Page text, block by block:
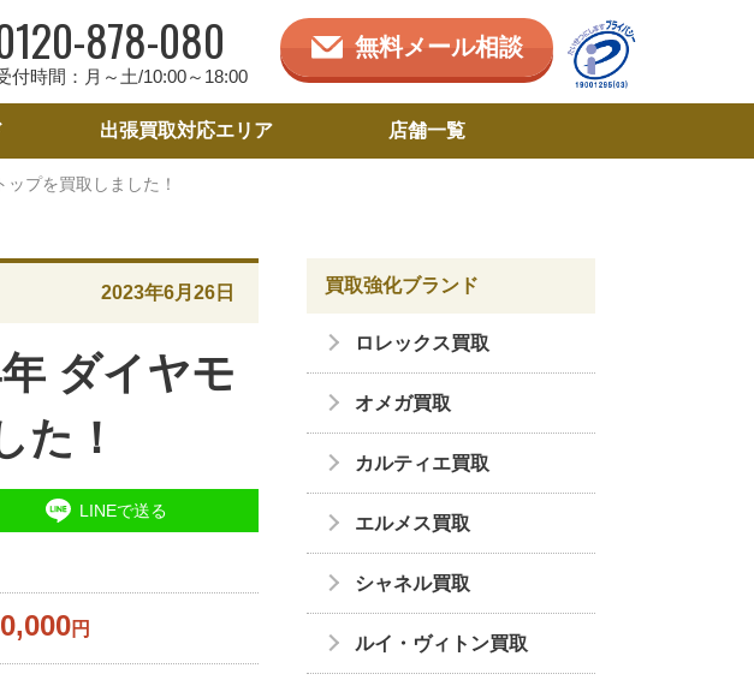
878-080
付時間：月～土/10:00～18:00
無料メール相談
出張買取対応エリア 店舗一覧
プを買取しました！
ダイヤモ
た！
2023年6月26日
LINEで送る
円
買取強化ブランド
ロレックス買取
オメガ買取
カルティエ買取
エルメス買取
シャネル買取
ルイ・ヴィトン買取